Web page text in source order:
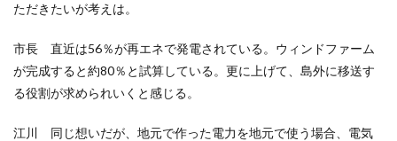
ただきたいが考えは。
市長 直近は56％が再エネで発電されている。ウィンドファーム
が完成すると約80％と試算している。更に上げて、島外に移送す
る役割が求められいくと感じる。
江川 同じ想いだが、地元で作った電力を地元で使う場合、電気